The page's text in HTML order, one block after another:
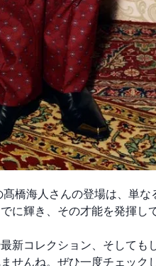
橋海人さんの登場は、単
に輝き、その才能を発揮し
新コレクション、そしても
せんね。ぜひ一度チェック